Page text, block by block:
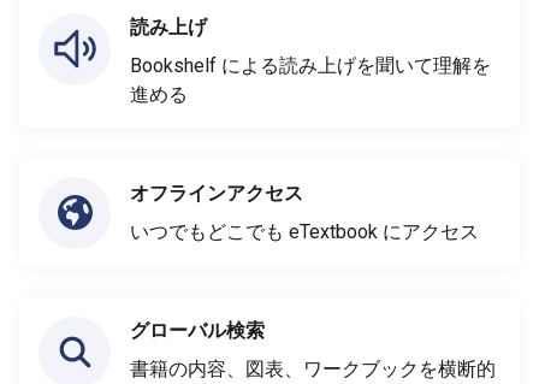
読み上げ
Bookshelf による読み上げを聞いて理解を
進める
オフラインアクセス
いつでもどこでも eTextbook にアクセス
グローバル検索
書籍の内容、図表、ワークブックを横断的